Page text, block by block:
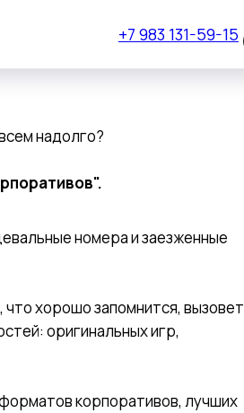
+7 983 131-59-15
номера и заезженные
хорошо запомнится, вызовет
оригинальных игр,
корпоративов, лучших
надолго?